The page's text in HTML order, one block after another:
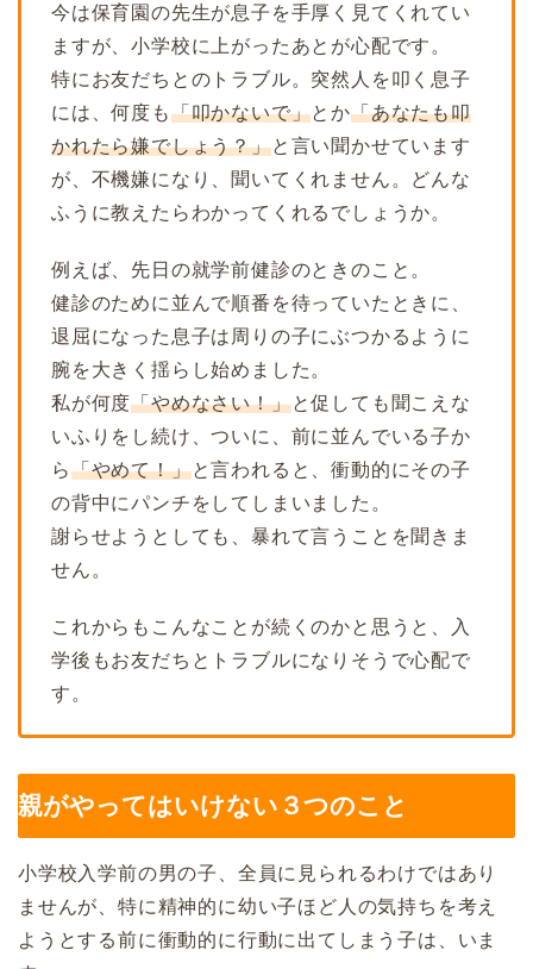
今は保育園の先生が息子を手厚く見てくれてい
ますが、小学校に上がったあとが心配です。
特にお友だちとのトラブル。突然人を叩く息子
には、何度も「叩かないで」とか「あなたも叩
かれたら嫌でしょう？」と言い聞かせています
が、不機嫌になり、聞いてくれません。どんな
ふうに教えたらわかってくれるでしょうか。
例えば、先日の就学前健診のときのこと。
健診のために並んで順番を待っていたときに、
退屈になった息子は周りの子にぶつかるように
腕を大きく揺らし始めました。
私が何度「やめなさい！」と促しても聞こえな
いふりをし続け、ついに、前に並んでいる子か
ら「やめて！」と言われると、衝動的にその子
の背中にパンチをしてしまいました。
謝らせようとしても、暴れて言うことを聞きま
せん。
これからもこんなことが続くのかと思うと、入
学後もお友だちとトラブルになりそうで心配で
す。
親がやってはいけない３つのこと
小学校入学前の男の子、全員に見られるわけではあり
ませんが、特に精神的に幼い子ほど人の気持ちを考え
ようとする前に衝動的に行動に出てしまう子は、いま